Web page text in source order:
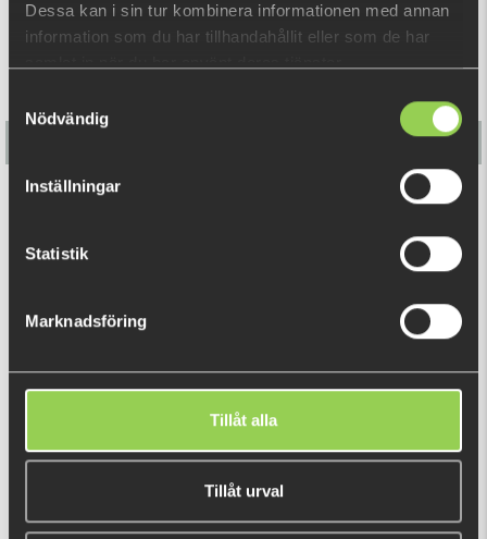
Dessa kan i sin tur kombinera informationen med annan
information som du har tillhandahållit eller som de har
Nödvändig
Inställningar
Statistik
Marknadsföring
Tillåt alla
Tillåt urval
Length: 22 cm
RECENTLY VIEWED PRODUCTS